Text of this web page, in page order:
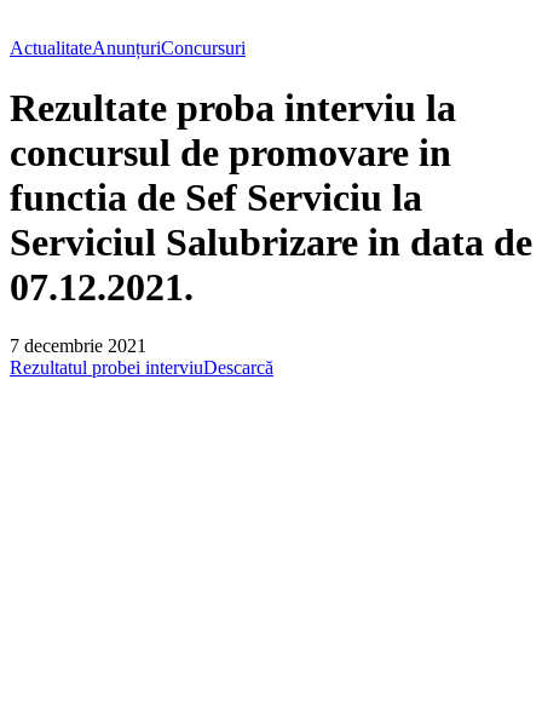
ActualitateAnunțuriConcursuri
Rezultate proba interviu la
concursul de promovare in
functia de Sef Serviciu la
Serviciul Salubrizare in data de
07.12.2021.
7 decembrie 2021
Rezultatul probei interviuDescarcă